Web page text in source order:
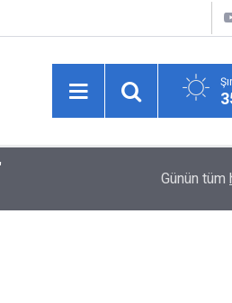
Tarlada paraGünün tüm